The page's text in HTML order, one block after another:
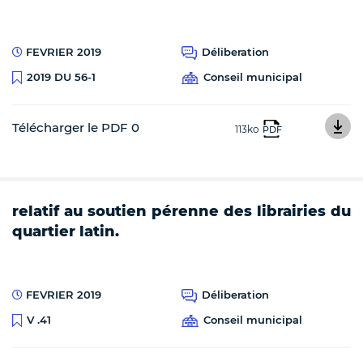
FEVRIER 2019
Déliberation
2019 DU 56-1
Conseil municipal
Télécharger le PDF 0 113ko PDF
relatif au soutien pérenne des librairies du
quartier latin.
FEVRIER 2019
Déliberation
V .41
Conseil municipal